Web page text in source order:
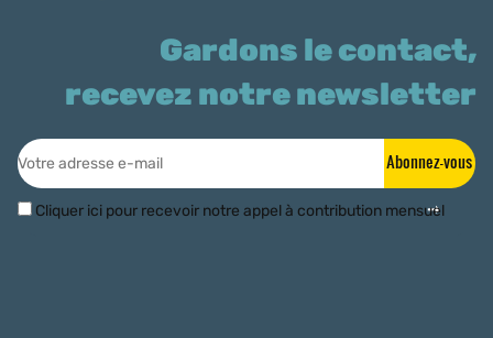
Gardons le contact,
recevez notre newsletter
Abonnez-vous
Cliquer ici pour recevoir notre appel à contribution mensuel